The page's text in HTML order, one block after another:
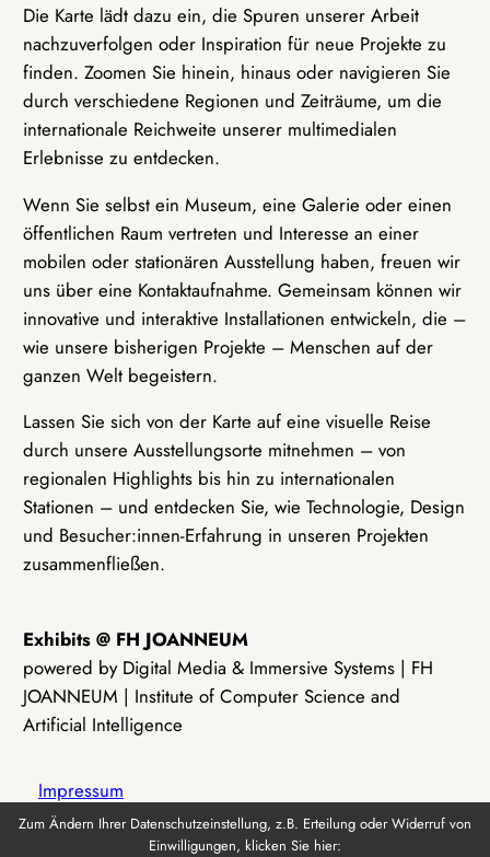
Die Karte lädt dazu ein, die Spuren unserer Arbeit
nachzuverfolgen oder Inspiration für neue Projekte zu
finden. Zoomen Sie hinein, hinaus oder navigieren Sie
durch verschiedene Regionen und Zeiträume, um die
internationale Reichweite unserer multimedialen
Erlebnisse zu entdecken.
Wenn Sie selbst ein Museum, eine Galerie oder einen
öffentlichen Raum vertreten und Interesse an einer
mobilen oder stationären Ausstellung haben, freuen wir
uns über eine Kontaktaufnahme. Gemeinsam können wir
innovative und interaktive Installationen entwickeln, die –
wie unsere bisherigen Projekte – Menschen auf der
ganzen Welt begeistern.
Lassen Sie sich von der Karte auf eine visuelle Reise
durch unsere Ausstellungsorte mitnehmen – von
regionalen Highlights bis hin zu internationalen
Stationen – und entdecken Sie, wie Technologie, Design
und Besucher:innen-Erfahrung in unseren Projekten
zusammenfließen.
Exhibits @ FH JOANNEUM
powered by Digital Media & Immersive Systems | FH
JOANNEUM | Institute of Computer Science and
Artificial Intelligence
Impressum
Zum Ändern Ihrer Datenschutzeinstellung, z.B. Erteilung oder Widerruf von
Einwilligungen, klicken Sie hier: